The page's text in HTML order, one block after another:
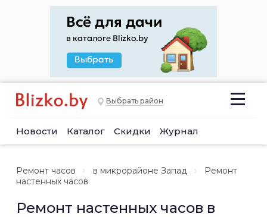
Выбрать район
Новости Каталог Скидки Журнал
Ремонт часов в микрорайоне Запад
Ремонт
настенных часов
Ремонт настенных часов в